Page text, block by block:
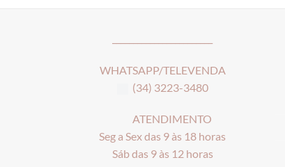
WHATSAPP/TELEVENDA
(34) 3223-3480
ATENDIMENTO
Seg a Sex das 9 às 18 horas
Sáb das 9 às 12 horas